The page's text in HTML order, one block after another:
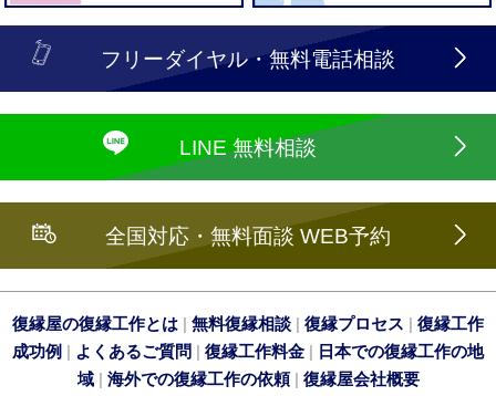
フリーダイヤル・無料電話相談
LINE 無料相談
全国対応・無料面談 WEB予約
復縁屋の復縁工作とは | 無料復縁相談 | 復縁プロセス | 復縁工作
成功例 | よくあるご質問 | 復縁工作料金 | 日本での復縁工作の地
域| 海外での復縁工作の依頼| 復縁屋会社概要